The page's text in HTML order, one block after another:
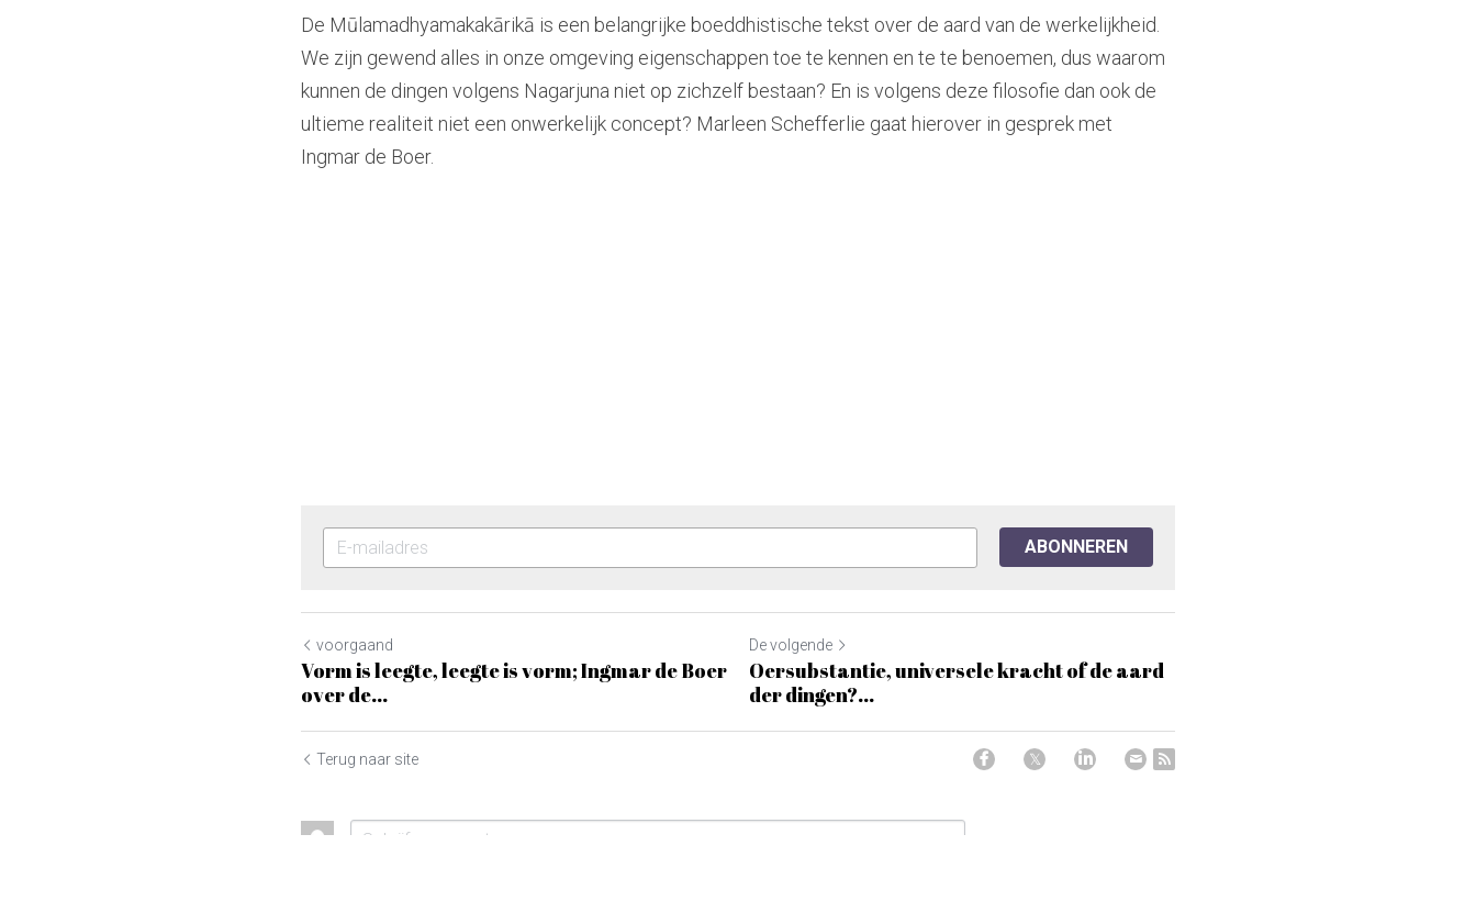
De Mūlamadhyamakakārikā is een belangrijke boeddhistische tekst over de aard van de werkelijkheid.
We zijn gewend alles in onze omgeving eigenschappen toe te kennen en te te benoemen, dus waarom
kunnen de dingen volgens Nagarjuna niet op zichzelf bestaan? En is volgens deze filosofie dan ook de
ultieme realiteit niet een onwerkelijk concept? Marleen Schefferlie gaat hierover in gesprek met
Ingmar de Boer.
ABONNEREN
voorgaand
Vorm is leegte, leegte is vorm; Ingmar de Boer
over de...
De volgende
Oersubstantie, universele kracht of de aard
der dingen?...
Terug naar site